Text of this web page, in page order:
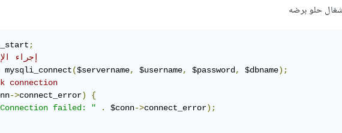
حلو برضه
;
// إجراء
mysqli_connect($servername, $username, $password , $dbname);
connection
->connect_error)
{
failed: " . $conn->connect_error);